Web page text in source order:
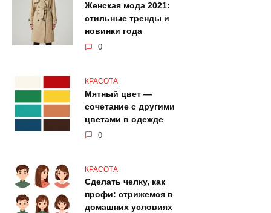
Женская мода 2021:
стильные тренды и
новинки года
0
КРАСОТА
Мятный цвет —
сочетание с другими
цветами в одежде
0
КРАСОТА
Сделать челку, как
профи: стрижемся в
домашних условиях